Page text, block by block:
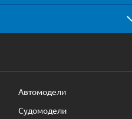
Автомодели
Судомодели